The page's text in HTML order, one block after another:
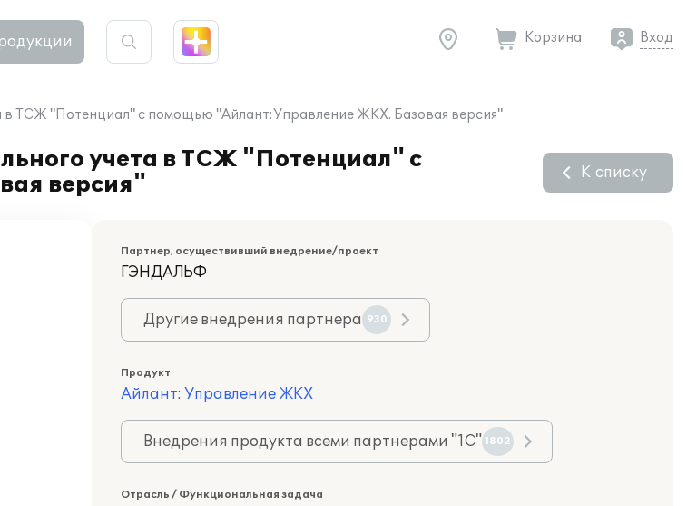
Корзина Вход
в ТСЖ "Потенциал" с помощью "Айлант:Управление ЖКХ. Базовая версия"
учета в ТСЖ "Потенциал" с
версия"
К списку
Партнер, осуществивший внедрение/проект
ГЭНДАЛЬФ
Другие внедрения партнера 930
Продукт
Айлант: Управление ЖКХ
Внедрения продукта всеми партнерами "1С" 1802
Отрасль / Функциональная задача